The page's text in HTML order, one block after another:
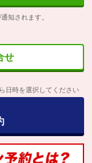
知されます。
せ
日時を選択してください